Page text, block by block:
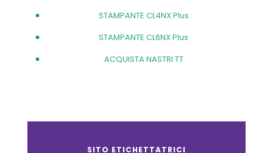
STAMPANTE CL4NX Plus
STAMPANTE CL6NX Plus
ACQUISTA NASTRI TT
SITO ETICHETTATRICI